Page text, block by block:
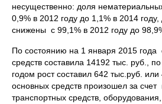
несущественно: доля
0,9% в 2012 году до 1,1% в 2014
снижены с 99,1% в 2012 году до
По состоянию на 1 января 2015 года
средств составила 14192 тыс. руб.,
годом рост составил 642 тыс.руб. или
основных средств произошел за счет
транспортных средств,